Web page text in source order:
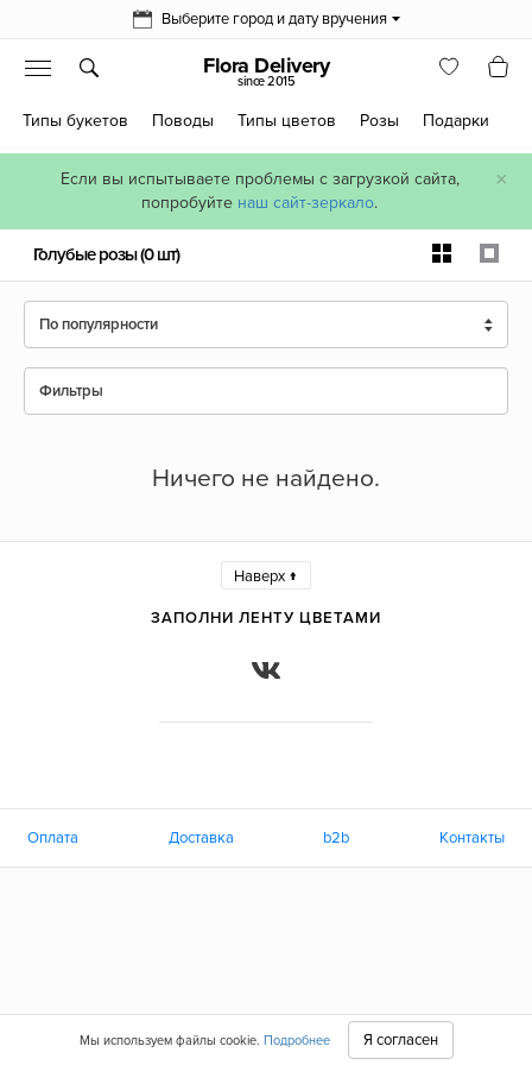
×
Если вы испытываете проблемы с загрузкой сайта,
попробуйте наш сайт-зеркало.
Выберите город и дату вручения
Flora Delivery
since 2015
Типы букетов Поводы Типы цветов Розы Подарки
Голубые розы(0 шт)
По популярности
Фильтры
Ничего не найдено.
ЗАПОЛНИ ЛЕНТУ ЦВЕТАМИ
Наверх ↑
Оплата Доставка b2b Контакты
Мы используем файлы cookie. Подробнее Я согласен